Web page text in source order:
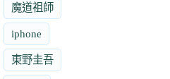
魔道祖師
iphone
東野圭吾